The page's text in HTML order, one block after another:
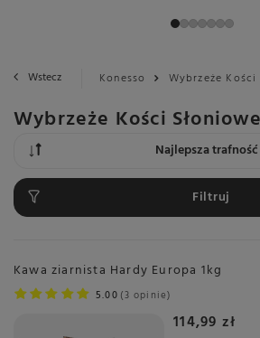
Wstecz Konesso Wybrzeże Kości
Wybrzeże Kości
Zmień sortowanie
Najlepsza trafność
Filtruj
Kawa ziarnista Hardy Europa 1kg
5.00 3 opinie
114,99 zł